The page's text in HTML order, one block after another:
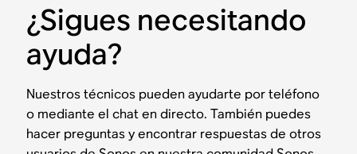
¿Sigues necesitando
ayuda?
Nuestros técnicos pueden ayudarte por teléfono
o mediante el chat en directo. También puedes
hacer preguntas y encontrar respuestas de otros